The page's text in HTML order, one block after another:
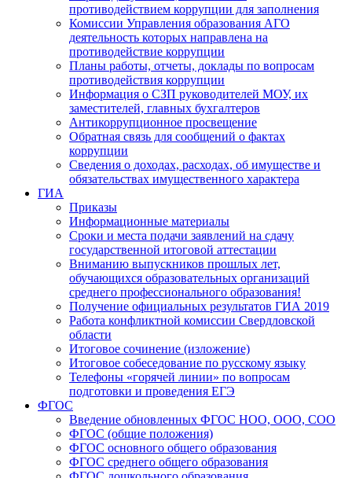
противодействием коррупции для заполнения
Комиссии Управления образования АГО
деятельность которых направлена на
противодействие коррупции
Планы работы, отчеты, доклады по вопросам
противодействия коррупции
Информация о СЗП руководителей МОУ, их
заместителей, главных бухгалтеров
Антикоррупционное просвещение
Обратная связь для сообщений о фактах
коррупции
Сведения о доходах, расходах, об имуществе и
обязательствах имущественного характера
ГИА
Приказы
Информационные материалы
Сроки и места подачи заявлений на сдачу
государственной итоговой аттестации
Вниманию выпускников прошлых лет,
обучающихся образовательных организаций
среднего профессионального образования!
Получение официальных результатов ГИА 2019
Работа конфликтной комиссии Свердловской
области
Итоговое сочинение (изложение)
Итоговое собеседование по русскому языку
Телефоны «горячей линии» по вопросам
подготовки и проведения ЕГЭ
ФГОС
Введение обновленных ФГОС НОО, ООО, СОО
ФГОС (общие положения)
ФГОС основного общего образования
ФГОС среднего общего образования